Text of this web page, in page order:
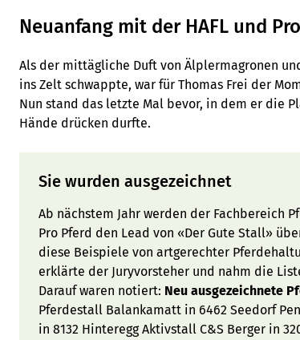
Neuanfang mit der HAFL und
Als der mittägliche Duft von Älplermagronen
ins Zelt schwappte, war für Thomas Frei der
Nun stand das letzte Mal bevor, in dem er die
Hände drücken durfte.
Sie wurden ausgezeichnet
Ab nächstem Jahr werden der Fachbereich
Pro Pferd den Lead von «Der Gute Stall»
diese Beispiele von artgerechter
erklärte der Juryvorsteher und nahm die
Darauf waren notiert: Neu ausgezeichnete
Pferdestall Balankamatt in 6462 Seedorf
in 8132 Hinteregg Aktivstall C&S Berger in